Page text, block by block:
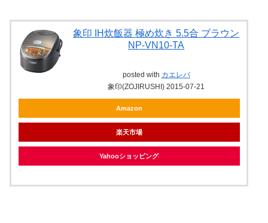
象印 IH炊飯器 極め炊き 5.5合 ブラウン
NP-VN10-TA
posted with カエレバ
象印(ZOJIRUSHI) 2015-07-21
Amazon
楽天市場
Yahooショッピング